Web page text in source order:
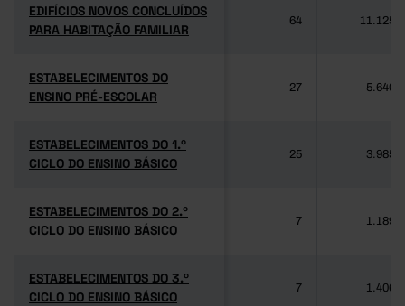
EDIFÍCIOS NOVOS CONCLUÍDOS
PARA HABITAÇÃO FAMILIAR
EDIFÍCIOS NOVOS CONCLUÍDOS
PARA HABITAÇÃO FAMILIAR
64 11.125
ESTABELECIMENTOS DO
ENSINO PRÉ-ESCOLAR
ESTABELECIMENTOS DO
ENSINO PRÉ-ESCOLAR
27 5.640
ESTABELECIMENTOS DO 1.º
CICLO DO ENSINO BÁSICO
ESTABELECIMENTOS DO 1.º
CICLO DO ENSINO BÁSICO
25 3.985
ESTABELECIMENTOS DO 2.º
CICLO DO ENSINO BÁSICO
ESTABELECIMENTOS DO 2.º
CICLO DO ENSINO BÁSICO
7 1.189
ESTABELECIMENTOS DO 3.º
CICLO DO ENSINO BÁSICO
ESTABELECIMENTOS DO 3.º
CICLO DO ENSINO BÁSICO
7 1.406